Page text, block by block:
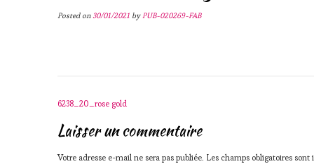
Posted on 30/01/2021 by PUB-020269-FAB
Post
6238_20_rose gold
Laisser un commentaire
Votre adresse e-mail ne sera pas publiée. Les champs obligatoires sont